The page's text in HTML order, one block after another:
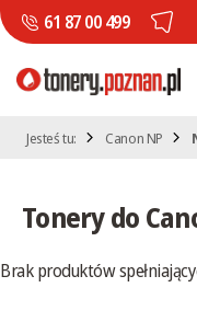
61 87 00 499
Jesteś tu: Canon NP
Tonery do
Brak produktów